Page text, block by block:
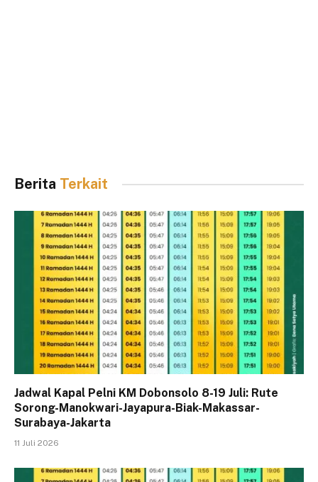
Berita Terkait
Jadwal Kapal Pelni KM Dobonsolo 8-19 Juli: Rute
Sorong-Manokwari-Jayapura-Biak-Makassar-
Surabaya-Jakarta
11 Juli 2026